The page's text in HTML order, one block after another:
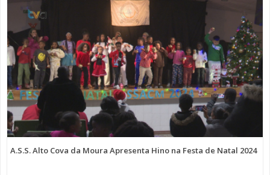
A.S.S. Alto Cova da Moura Apresenta Hino na Festa de Natal 2024